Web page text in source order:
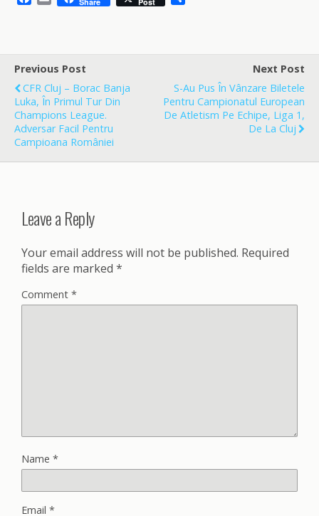
b
o
o
k
l
e
Previous Post
CFR Cluj – Borac Banja
Luka, În Primul Tur Din
Champions League.
Adversar Facil Pentru
Campioana României
Next Post
S-Au Pus În Vânzare Biletele
Pentru Campionatul European
De Atletism Pe Echipe, Liga 1,
De La Cluj
Leave a Reply
Your email address will not be published. Required
fields are marked *
Comment *
Name *
Email *